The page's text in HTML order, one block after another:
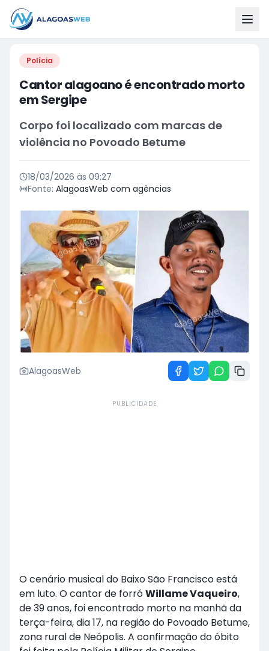
Polícia
Cantor alagoano é encontrado morto
em Sergipe
Corpo foi localizado com marcas de
violência no Povoado Betume
18/03/2026 às 09:27
Fonte: AlagoasWeb com agências
AlagoasWeb
PUBLICIDADE
O cenário musical do Baixo São Francisco está
em luto. O cantor de forróWillame Vaqueiro,
de 39 anos, foi encontrado morto na manhã da
terça-feira, dia 17, na região do Povoado Betume,
zona rural de Neópolis. A confirmação do óbito